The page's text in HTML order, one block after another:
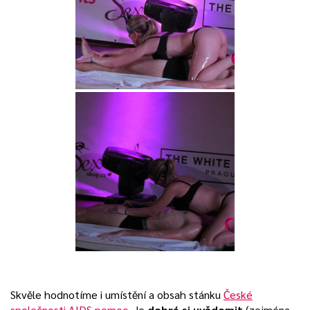
Skvěle hodnotíme i umístění a obsah stánkuČeské